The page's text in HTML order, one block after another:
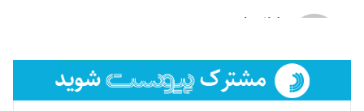
لیلا حنارود
فائزه فتحی رستمی